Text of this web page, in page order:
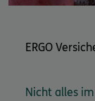
ERGO
Nicht alles